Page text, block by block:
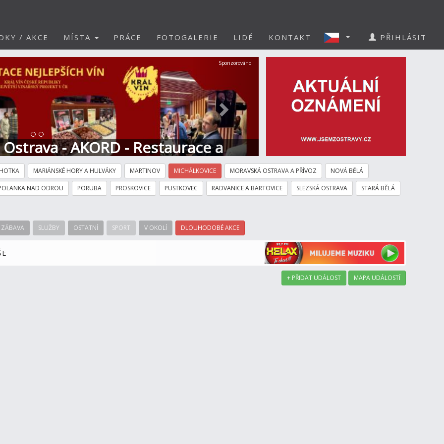
/ AKCE MÍSTA PRÁCE FOTOGALERIE LIDÉ KONTAKT PŘIHLÁSIT
- AKORD - Restaurace a
Další
Sponzorováno
MARIÁNSKÉ HORY A HULVÁKY MARTINOV MICHÁLKOVICE MORAVSKÁ OSTRAVA A PŘÍVOZ NOVÁ BĚLÁ
NAD ODROU PORUBA PROSKOVICE PUSTKOVEC RADVANICE A BARTOVICE SLEZSKÁ OSTRAVA STARÁ BĚLÁ
ZÁBAVA SLUŽBY OSTATNÍ SPORT V OKOLÍ DLOUHODOBÉ AKCE
+ PŘIDAT UDÁLOST MAPA UDÁLOSTÍ
---